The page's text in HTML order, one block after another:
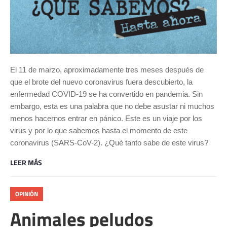
El 11 de marzo, aproximadamente tres meses después de
que el brote del nuevo coronavirus fuera descubierto, la
enfermedad COVID-19 se ha convertido en pandemia. Sin
embargo, esta es una palabra que no debe asustar ni muchos
menos hacernos entrar en pánico. Este es un viaje por los
virus y por lo que sabemos hasta el momento de este
coronavirus (SARS-CoV-2). ¿Qué tanto sabe de este virus?
LEER MÁS
OPINIÓN
Animales peludos